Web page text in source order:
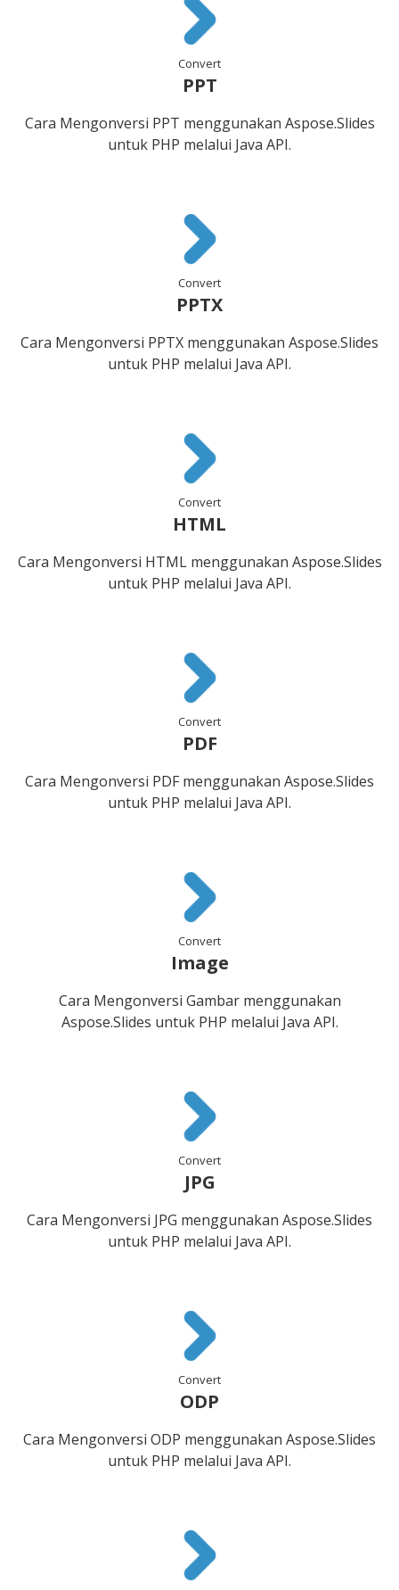
Convert
PPT
Cara Mengonversi PPT menggunakan Aspose.Slides
untuk PHP melalui Java API.
Convert
PPTX
Cara Mengonversi PPTX menggunakan Aspose.Slides
untuk PHP melalui Java API.
Convert
HTML
Cara Mengonversi HTML menggunakan Aspose.Slides
untuk PHP melalui Java API.
Convert
PDF
Cara Mengonversi PDF menggunakan Aspose.Slides
untuk PHP melalui Java API.
Convert
Image
Cara Mengonversi Gambar menggunakan
Aspose.Slides untuk PHP melalui Java API.
Convert
JPG
Cara Mengonversi JPG menggunakan Aspose.Slides
untuk PHP melalui Java API.
Convert
ODP
Cara Mengonversi ODP menggunakan Aspose.Slides
untuk PHP melalui Java API.